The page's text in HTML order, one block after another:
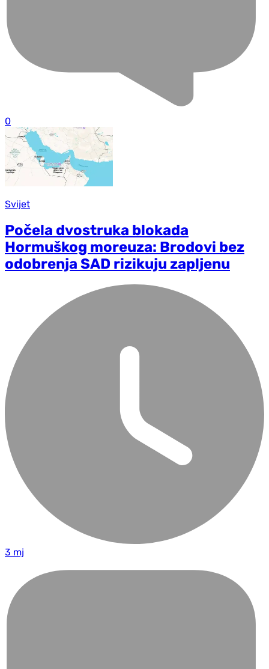
0
Svijet
Počela dvostruka blokada
Hormuškog moreuza: Brodovi bez
odobrenja SAD rizikuju zapljenu
3 mj